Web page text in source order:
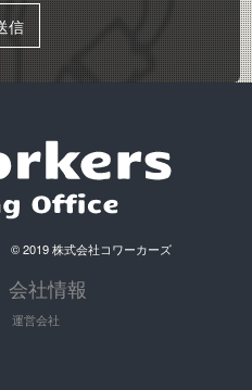
© 2019 株式会社コワーカーズ
会社情報
運営会社